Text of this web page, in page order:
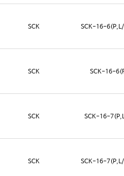
SCK SCK-16-
SCK SCK-16-
SCK SCK-16-
SCK SCK-16-